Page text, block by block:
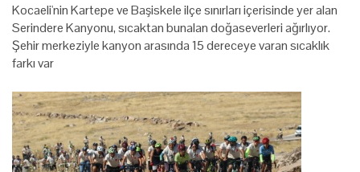
Kocaeli'nin Kartepe ve Başiskele ilçe sınırları içerisinde yer alan
Serindere Kanyonu, sıcaktan bunalan doğaseverleri ağırlıyor.
Şehir merkeziyle kanyon arasında 15 dereceye varan sıcaklık
farkı var